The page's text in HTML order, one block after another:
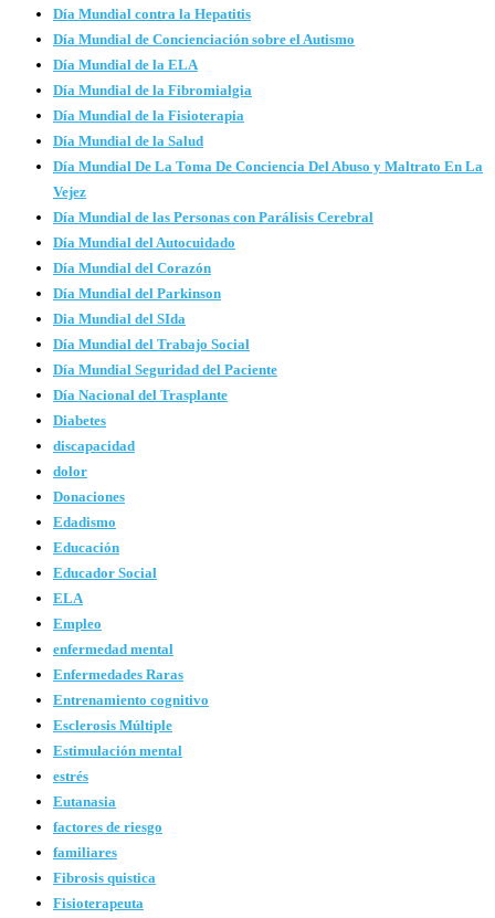
Día Mundial contra la Hepatitis
Día Mundial de Concienciación sobre el Autismo
Día Mundial de la ELA
Día Mundial de la Fibromialgia
Día Mundial de la Fisioterapia
Día Mundial de la Salud
Día Mundial De La Toma De Conciencia Del Abuso y Maltrato En La
Vejez
Día Mundial de las Personas con Parálisis Cerebral
Día Mundial del Autocuidado
Día Mundial del Corazón
Día Mundial del Parkinson
Dia Mundial del SIda
Día Mundial del Trabajo Social
Día Mundial Seguridad del Paciente
Día Nacional del Trasplante
Diabetes
discapacidad
dolor
Donaciones
Edadismo
Educación
Educador Social
ELA
Empleo
enfermedad mental
Enfermedades Raras
Entrenamiento cognitivo
Esclerosis Múltiple
Estimulación mental
estrés
Eutanasia
factores de riesgo
familiares
Fibrosis quistica
Fisioterapeuta